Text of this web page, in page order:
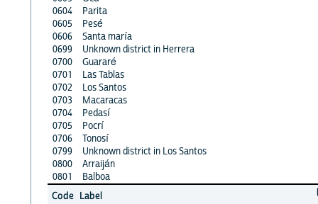
0604
Parita
0605
Pesé
0606
Santa maría
0699
Unknown district in Herrera
0700
Guararé
0701
Las Tablas
0702
Los Santos
0703
Macaracas
0704
Pedasí
0705
Pocrí
0706
Tonosí
0799
Unknown district in Los Santos
0800
Arraiján
0801
Balboa
Code Label